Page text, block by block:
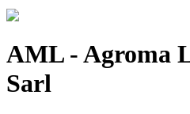
AML - Agroma
Sarl